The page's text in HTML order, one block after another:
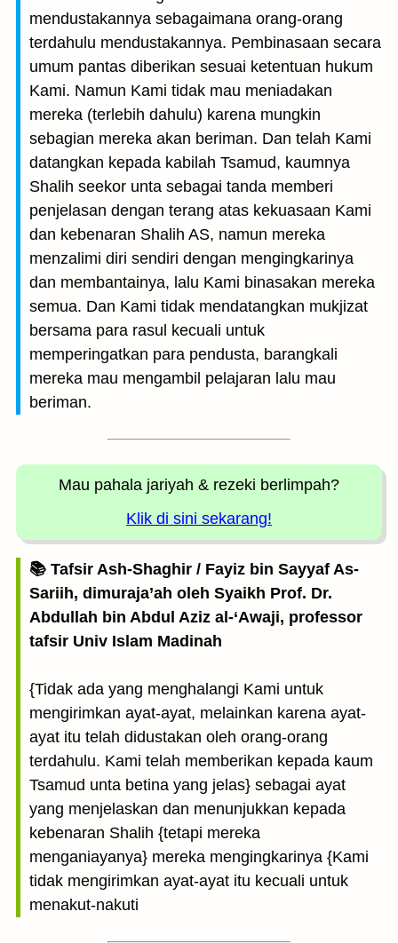
mendustakannya sebagaimana orang-orang
terdahulu mendustakannya. Pembinasaan secara
umum pantas diberikan sesuai ketentuan hukum
Kami. Namun Kami tidak mau meniadakan
mereka (terlebih dahulu) karena mungkin
sebagian mereka akan beriman. Dan telah Kami
datangkan kepada kabilah Tsamud, kaumnya
Shalih seekor unta sebagai tanda memberi
penjelasan dengan terang atas kekuasaan Kami
dan kebenaran Shalih AS, namun mereka
menzalimi diri sendiri dengan mengingkarinya
dan membantainya, lalu Kami binasakan mereka
semua. Dan Kami tidak mendatangkan mukjizat
bersama para rasul kecuali untuk
memperingatkan para pendusta, barangkali
mereka mau mengambil pelajaran lalu mau
beriman.
Mau pahala jariyah & rezeki berlimpah?
Klik di sini sekarang!
📚 Tafsir Ash-Shaghir / Fayiz bin Sayyaf As-
Sariih, dimuraja’ah oleh Syaikh Prof. Dr.
Abdullah bin Abdul Aziz al-‘Awaji, professor
tafsir Univ Islam Madinah
{Tidak ada yang menghalangi Kami untuk
mengirimkan ayat-ayat, melainkan karena ayat-
ayat itu telah didustakan oleh orang-orang
terdahulu. Kami telah memberikan kepada kaum
Tsamud unta betina yang jelas} sebagai ayat
yang menjelaskan dan menunjukkan kepada
kebenaran Shalih {tetapi mereka
menganiayanya} mereka mengingkarinya {Kami
tidak mengirimkan ayat-ayat itu kecuali untuk
menakut-nakuti